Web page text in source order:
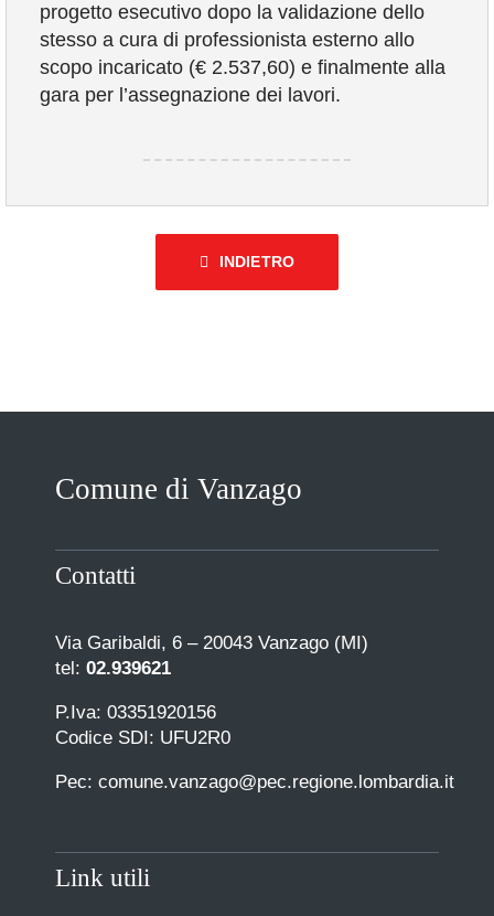
progetto esecutivo dopo la validazione dello
stesso a cura di professionista esterno allo
scopo incaricato (€ 2.537,60) e finalmente alla
gara per l’assegnazione dei lavori.
INDIETRO
Comune di Vanzago
Contatti
Via Garibaldi, 6 – 20043 Vanzago (MI)
tel: 02.939621
P.Iva: 03351920156
Codice SDI: UFU2R0
Pec: comune.vanzago@pec.regione.lombardia.it
Link utili